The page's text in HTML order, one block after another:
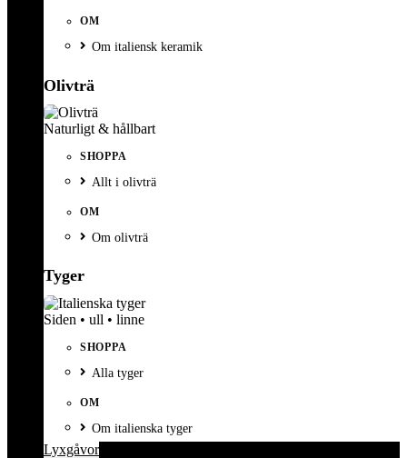
OM
Om italiensk keramik
Olivträ
Naturligt & hållbart
SHOPPA
Allt i olivträ
OM
Om olivträ
Tyger
Siden • ull • linne
SHOPPA
Alla tyger
OM
Om italienska tyger
Lyxgåvor